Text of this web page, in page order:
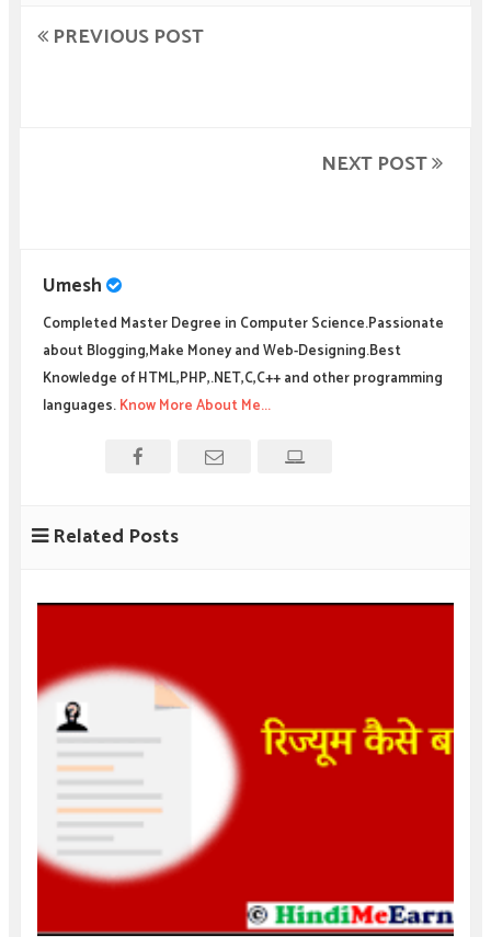
PREVIOUS POST
NEXT POST
Umesh
Completed Master Degree in Computer Science.Passionate
about Blogging,Make Money and Web-Designing.Best
Knowledge of HTML,PHP,.NET,C,C++ and other programming
languages.Know More About Me...
Related Posts